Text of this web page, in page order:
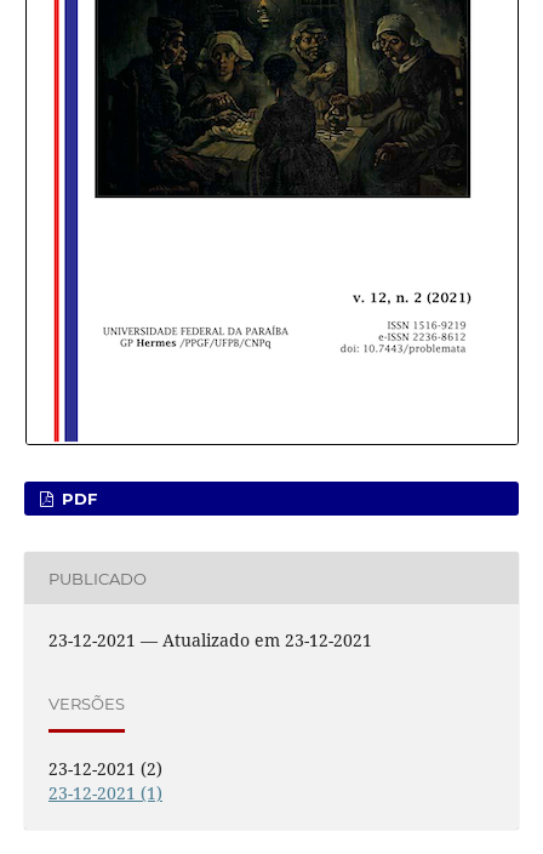
PDF
PUBLICADO
23-12-2021 — Atualizado em 23-12-2021
VERSÕES
23-12-2021 (2)
23-12-2021 (1)